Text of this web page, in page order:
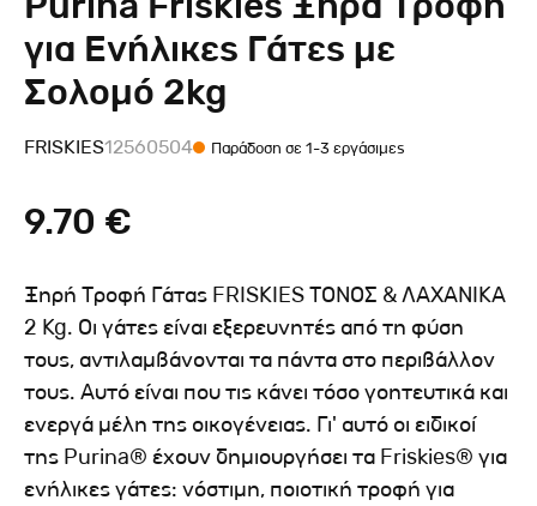
για Ενήλικες Γάτες με
Σολομό 2kg
FRISKIES12560504 Παράδοση σε 1-3 εργάσιμες
9.70 €
Ξηρή Τροφή Γάτας FRISKIES ΤΟΝΟΣ & ΛΑΧΑΝΙΚΑ
2 Kg. Οι γάτες είναι εξερευνητές από τη φύση
τους, αντιλαμβάνονται τα πάντα στο περιβάλλον
τους. Αυτό είναι που τις κάνει τόσο γοητευτικά και
ενεργά μέλη της οικογένειας. Γι' αυτό οι ειδικοί
της Purina® έχουν δημιουργήσει τα Friskies® για
ενήλικες γάτες: νόστιμη, ποιοτική τροφή για